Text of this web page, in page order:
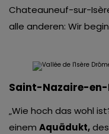
Chateauneuf-sur-
alle anderen: Wir
Saint-Nazaire-en-
„Wie hoch das wohl
einem Aquädukt,